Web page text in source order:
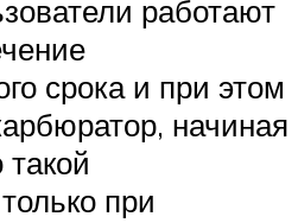
работают
срока и при этом
начиная
при